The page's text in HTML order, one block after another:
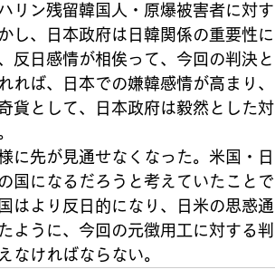
リン残留韓国人・原爆被害者に対す
し、日本政府は日韓関係の重要性に
反日感情が相俟って、今回の判決と
れば、日本での嫌韓感情が高まり、
貨として、日本政府は毅然とした対
に先が見通せなくなった。米国・日
国になるだろうと考えていたことで
はより反日的になり、日米の思惑通
ように、今回の元徴用工に対する判
なければならない。